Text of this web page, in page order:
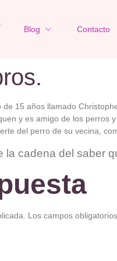
Blog Contacto
de 15 años llamado
y es amigo de los perros
del perro de su vecina,
la cadena del saber
Los campos